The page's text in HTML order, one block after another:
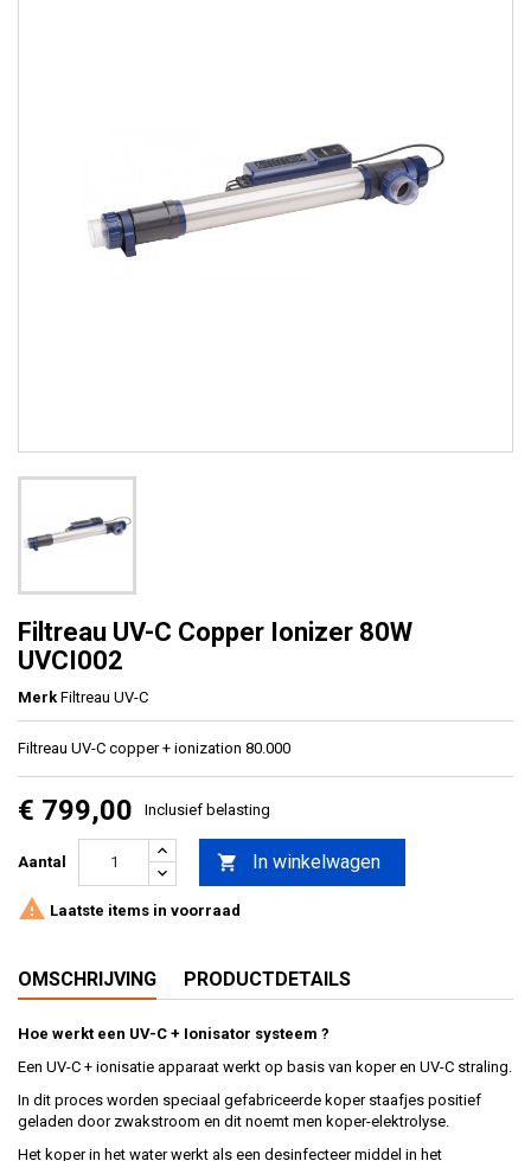
Filtreau UV-C Copper Ionizer 80W
UVCI002
Merk Filtreau UV-C
Filtreau UV-C copper + ionization 80.000
€ 799,00 Inclusief belasting
Aantal  In winkelwagen
 Laatste items in voorraad
OMSCHRIJVING PRODUCTDETAILS
Hoe werkt een UV-C + Ionisator systeem ?
Een UV-C + ionisatie apparaat werkt op basis van koper en UV-C straling.
In dit proces worden speciaal gefabriceerde koper staafjes positief
geladen door zwakstroom en dit noemt men koper-elektrolyse.
Het koper in het water werkt als een desinfecteer middel in het